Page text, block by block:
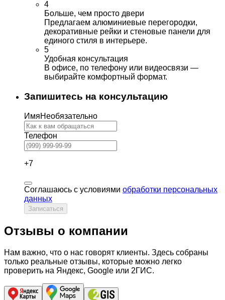
4
Больше, чем просто двери
Предлагаем алюминиевые перегородки,
декоративные рейки и стеновые панели для
единого стиля в интерьере.
5
Удобная консультация
В офисе, по телефону или видеосвязи —
выбирайте комфортный формат.
Запишитесь на консультацию
ИмяНеобязательно
Телефон
+7
Соглашаюсь с условиями обработки персональных
данных
Записаться
Отзывы о компании
Нам важно, что о нас говорят клиенты. Здесь собраны
только реальные отзывы, которые можно легко
проверить на Яндекс, Google или 2ГИС.